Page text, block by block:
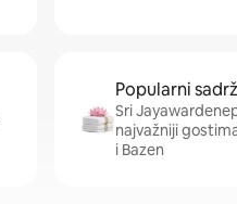
Popularni
Sri
najvažniji
i Bazen